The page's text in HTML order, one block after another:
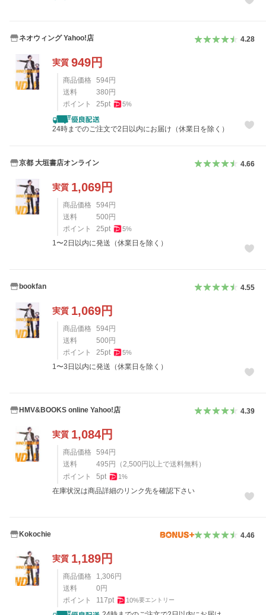
ネオウィング Yahoo!店 4.28
実質 949円
商品価格 594円
送料
380 円
ポイント
25pt 5%
24時までのご注文で2日以内にお届け（休業日を除く）
京都 大垣書店オンライン 4.66
実質 1,069円
商品価格 594円
送料
500円
ポイント
25pt 5%
1〜2日以内に発送（休業日を除く）
bookfan 4.55
実質 1,069円
商品価格 594円
送料
500円
ポイント
25pt 5%
1〜3日以内に発送（休業日を除く）
HMV&BOOKS online Yahoo!店 4.39
実質 1,084円
商品価格 594円
送料
495円 （ 2,500円以上で送料無料）
ポイント
5pt 1%
在庫状況は商品詳細のリンク先を確認下さい
Kokochie 4.46
実質 1,189円
商品価格 1,306円
送料
0円
ポイント
117pt 10%要エントリー